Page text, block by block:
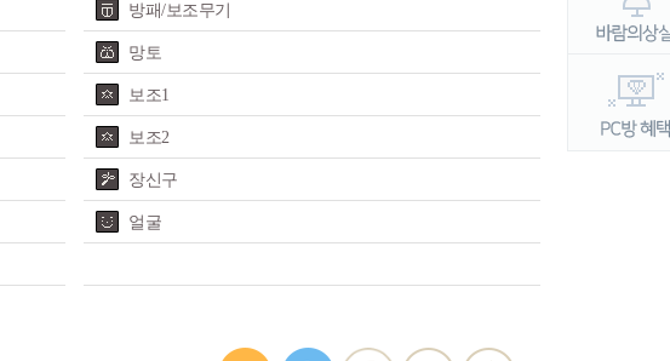
방패/보조무기
망토
보조1
보조2
장신구
얼굴